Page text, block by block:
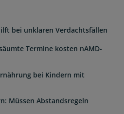
bei unklaren Verdachtsfällen
Termine kosten nAMD-
bei Kindern mit
Müssen Abstandsregeln